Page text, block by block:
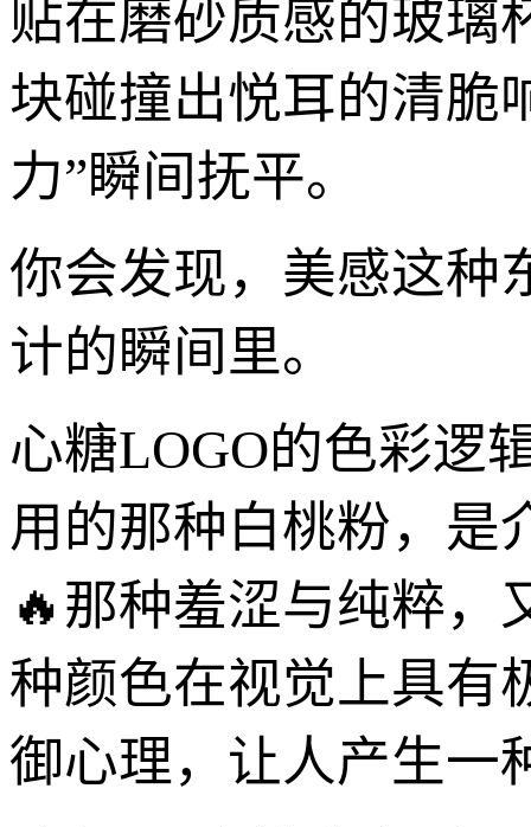
贴在磨砂质感的玻璃
块碰撞出悦耳的清脆
力”瞬间抚平。
你会发现，美感这种
计的瞬间里。
心糖LOGO的色彩逻
用的那种白桃粉，是
🔥那种羞涩与纯粹，
种颜色在视觉上具有
御心理，让人产生一